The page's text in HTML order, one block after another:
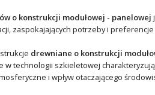
o konstrukcji modułowej - panelowej
zaspokajających potrzeby i preferencje
drewniane o konstrukcji
technologii szkieletowej
i wpływ otaczającego